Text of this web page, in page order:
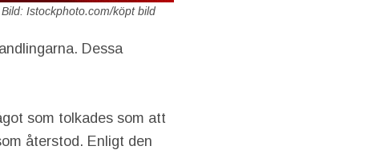
Istockphoto.com/köpt bild
Dessa
som tolkades som att
återstod. Enligt den